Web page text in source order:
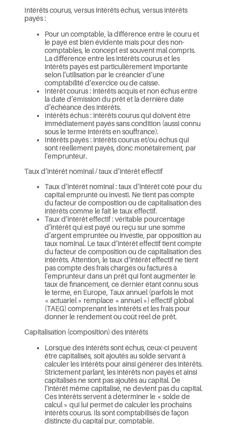
Intérêts courus, versus intérêts échus, versus intérêts
payés :
Pour un comptable, la différence entre le couru et
le payé est bien évidente mais pour des non-
comptables, le concept est souvent mal compris.
La différence entre les intérêts courus et les
intérêts payés est particulièrement importante
selon l’utilisation par le créancier d’une
comptabilité d’exercice ou de caisse.
Intérêt courus : intérêts acquis et non échus entre
la date d’émission du prêt et la dernière date
d’échéance des intérêts.
Intérêts échus : intérêts courus qui doivent être
immédiatement payés sans condition (aussi connu
sous le terme intérêts en souffrance).
Intérêts payés : intérêts courus et/ou échus qui
sont réellement payés, donc monétairement, par
l’emprunteur.
Taux d’intérêt nominal / taux d’intérêt effectif
Taux d’intérêt nominal : taux d’intérêt coté pour du
capital emprunté ou investi. Ne tient pas compte
du facteur de composition ou de capitalisation des
intérêts comme le fait le taux effectif.
Taux d’intérêt effectif : véritable pourcentage
d’intérêt qui est payé ou reçu sur une somme
d’argent empruntée ou investie, par opposition au
taux nominal. Le taux d’intérêt effectif tient compte
du facteur de composition ou de capitalisation des
intérêts. Attention, le taux d’intérêt effectif ne tient
pas compte des frais chargés ou facturés à
l’emprunteur dans un prêt qui font augmenter le
taux de financement, ce dernier étant connu sous
le terme, en Europe, Taux annuel (parfois le mot
« actuariel » remplace « annuel ») effectif global
(TAEG) comprenant les intérêts et les frais pour
donner le rendement ou coût réel de prêt.
Capitalisation (composition) des intérêts
Lorsque des intérêts sont échus, ceux-ci peuvent
être capitalisés, soit ajoutés au solde servant à
calculer les intérêts pour ainsi générer des intérêts.
Strictement parlant, les intérêts non payés et ainsi
capitalisés ne sont pas ajoutés au capital. De
l’intérêt même capitalisé, ne devient pas du capital.
Ces intérêts servent à déterminer le « solde de
calcul » qui lui permet de calculer les prochains
intérêts courus. Ils sont comptabilisés de façon
distincte du capital pur, comptable.